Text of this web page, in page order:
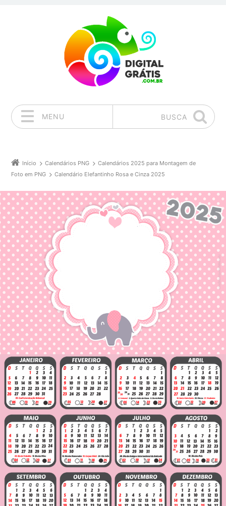
MENU BUSCA
Início Calendários PNG
Calendários 2025 para Montagem de
Foto em PNG
Calendário Elefantinho Rosa e Cinza 2025